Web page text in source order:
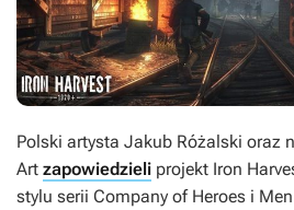
Polski artysta Jakub Różalski oraz
Art zapowiedzieli projekt Iron
stylu serii Company of Heroes i